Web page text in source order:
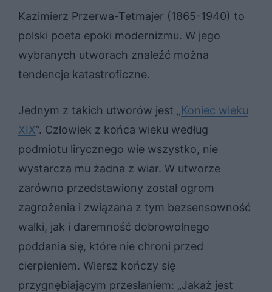
Kazimierz Przerwa-Tetmajer (1865-1940) to
polski poeta epoki modernizmu. W jego
wybranych utworach znaleźć można
tendencje katastroficzne.
Jednym z takich utworów jest „Koniec wieku
XIX”. Człowiek z końca wieku według
podmiotu lirycznego wie wszystko, nie
wystarcza mu żadna z wiar. W utworze
zarówno przedstawiony został ogrom
zagrożenia i związana z tym bezsensowność
walki, jak i daremność dobrowolnego
poddania się, które nie chroni przed
cierpieniem. Wiersz kończy się
przygnębiającym przesłaniem: „Jakaż jest